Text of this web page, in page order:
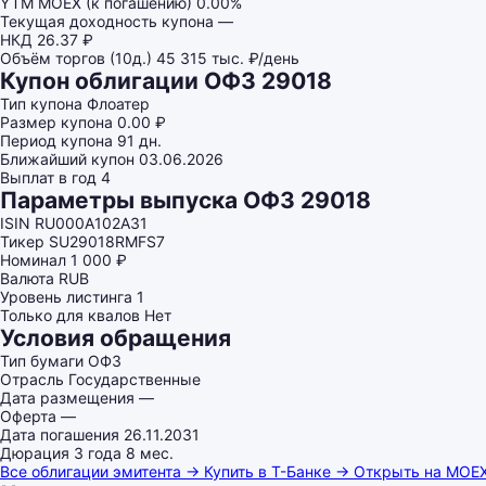
Текущая доходность купона —
НКД 26.37 ₽
Объём торгов (10д.) 45 315 тыс. ₽/день
Купон облигации ОФЗ 29018
Тип купона Флоатер
Размер купона 0.00 ₽
Период купона 91 дн.
Ближайший купон 03.06.2026
Выплат в год 4
Параметры выпуска ОФЗ 29018
ISIN RU000A102A31
Тикер SU29018RMFS7
Номинал 1 000 ₽
Валюта RUB
Уровень листинга 1
Только для квалов Нет
Условия обращения
Тип бумаги ОФЗ
Отрасль Государственные
Дата размещения —
Оферта —
Дата погашения 26.11.2031
Дюрация 3 года 8 мес.
Все облигации эмитента → Купить в Т-Банке → Открыть на